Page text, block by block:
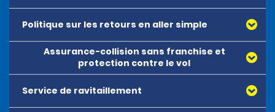
Politique sur les retours en aller simple
Assurance-collision sans franchise et
protection contre le vol
Service de ravitaillement